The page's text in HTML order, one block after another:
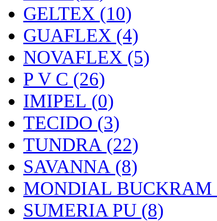
GELTEX (10)
GUAFLEX (4)
NOVAFLEX (5)
P V C (26)
IMIPEL (0)
TECIDO (3)
TUNDRA (22)
SAVANNA (8)
MONDIAL BUCKRAM
SUMERIA PU (8)